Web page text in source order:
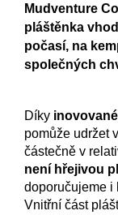
Mudventure
pláštěnka
počasí, na
společných
Díky
pomůže udržet
částečně v
není hřejivou
doporučujeme i
Vnitřní část